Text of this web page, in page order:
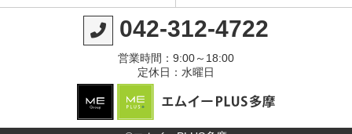
042-312-4722
営業時間：9:00～18:00
定休日：水曜日